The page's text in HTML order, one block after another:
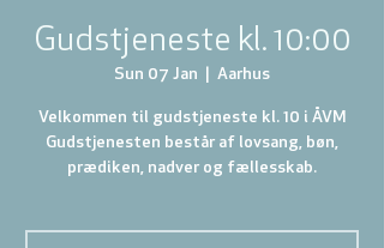
Gudstjeneste kl. 10:00
Sun 07 Jan Aarhus
Velkommen til gudstjeneste kl. 10 i ÅVM
Gudstjenesten består af lovsang, bøn,
prædiken, nadver og fællesskab.